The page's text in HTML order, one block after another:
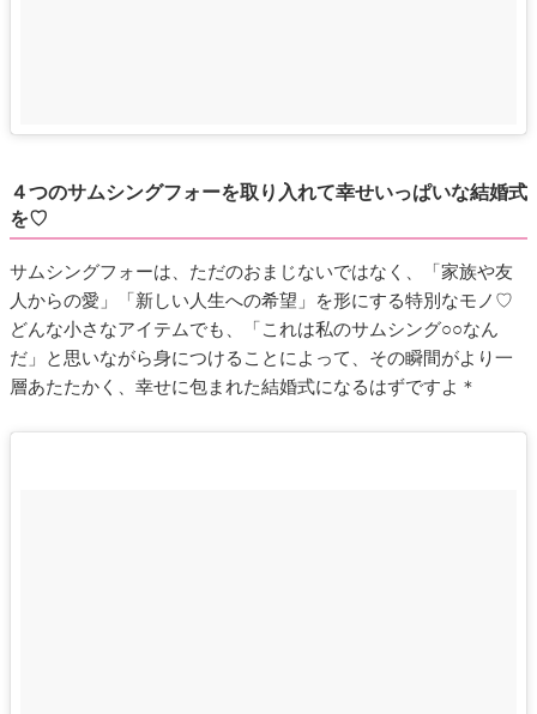
４つのサムシングフォーを取り入れて幸せいっぱいな結婚式
を♡
サムシングフォーは、ただのおまじないではなく、「家族や友
人からの愛」「新しい人生への希望」を形にする特別なモノ♡
どんな小さなアイテムでも、「これは私のサムシング○○なん
だ」と思いながら身につけることによって、その瞬間がより一
層あたたかく、幸せに包まれた結婚式になるはずですよ＊